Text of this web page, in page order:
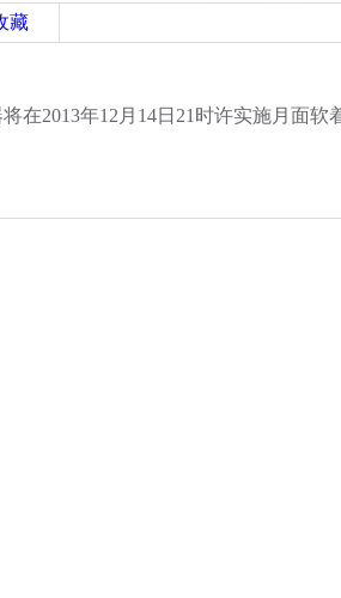
藏
2013年12月14日21时许实施月面软